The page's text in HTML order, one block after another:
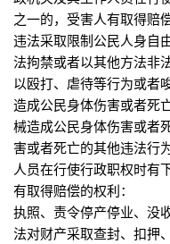
之一的，受害人有取得
违法采取限制公民人身
法拘禁或者以其他方法
以殴打、虐待等行为或者
造成公民身体伤害或者
械造成公民身体伤害或
害或者死亡的其他违法
人员在行使行政职权时有
有取得赔偿的权利： （
执照、责令停产停业、
法对财产采取查封、扣